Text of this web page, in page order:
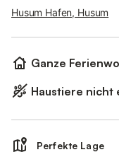
Husum Hafen, Husum
Ganze
Haustiere nicht
Perfekte Lage